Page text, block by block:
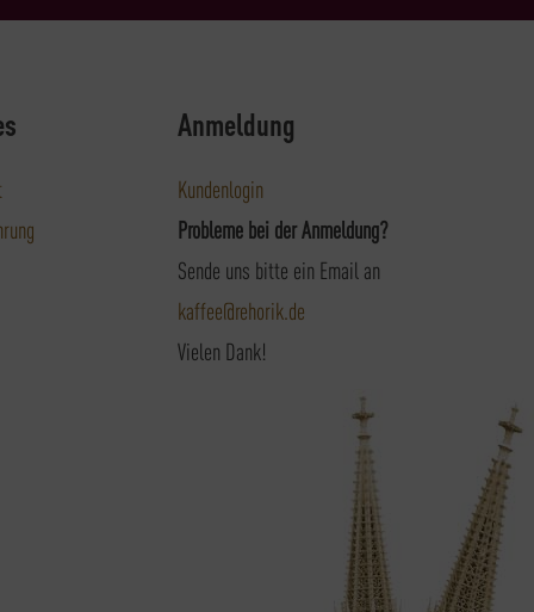
Anmeldung
Kundenlogin
Probleme bei der Anmeldung?
Sende uns bitte ein Email an
kaffee@rehorik.de
Vielen Dank!